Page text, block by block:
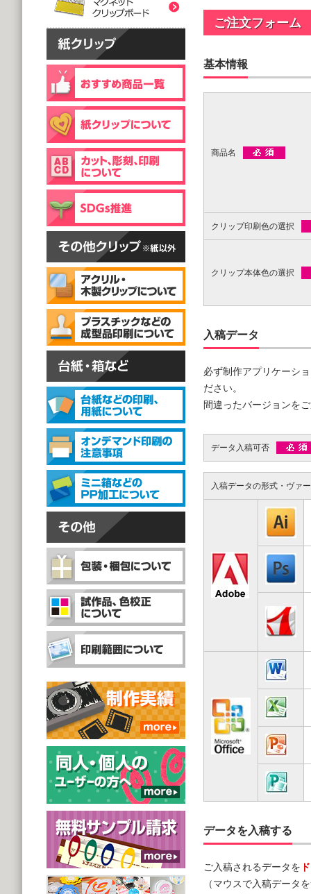
ご注文フォーム
基本情報
商品名
クリップ印刷色の選択
クリップ本体色の選択
入稿データ
必ず制作アプリケーシ
ださい。
間違ったバージョンを
データ入稿可否
入稿データの形式・ヴァ
データを入稿する
ご入稿されるデータを
（マウスで入稿データ
片面印刷タイプ
@54.00～
(1,000個 1個あたり)
スタンドクリップ
スタンドクリップ
@121.00～
(1,000個 1個あたり)
個包装(OPP入)タイプ